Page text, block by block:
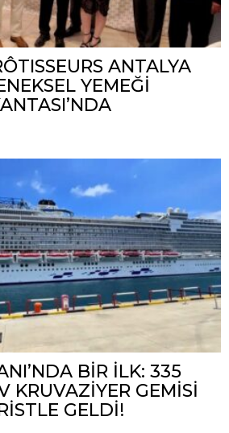
ANTALYA
YEMEĞİ
BİR İLK: 335
KRUVAZİYER GEMİSİ
GELDİ!